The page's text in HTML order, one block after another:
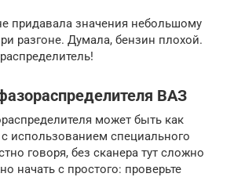
придавала значения небольшому
разгоне. Думала, бензин плохой.
ВАЗ
может быть как
использованием специального
говоря, без сканера тут сложно
начать с простого: проверьте